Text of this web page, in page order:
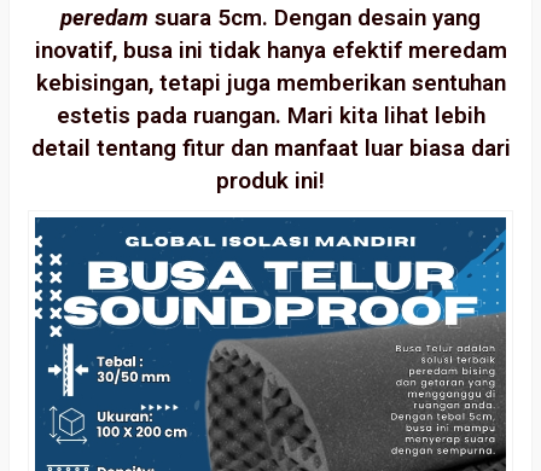
peredam suara 5cm. Dengan desain yang
inovatif, busa ini tidak hanya efektif meredam
kebisingan, tetapi juga memberikan sentuhan
estetis pada ruangan. Mari kita lihat lebih
detail tentang fitur dan manfaat luar biasa dari
produk ini!